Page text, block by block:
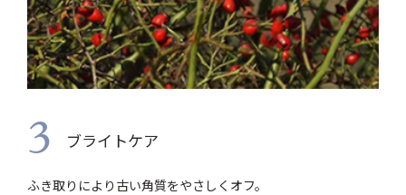
3 ブライトケア
ふき取りにより古い角質をやさしくオフ。